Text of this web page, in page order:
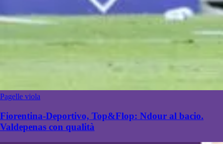
Pagelle viola
Fiorentina-Deportivo, Top&Flop: Ndour al bacio.
Valdepenas con qualità